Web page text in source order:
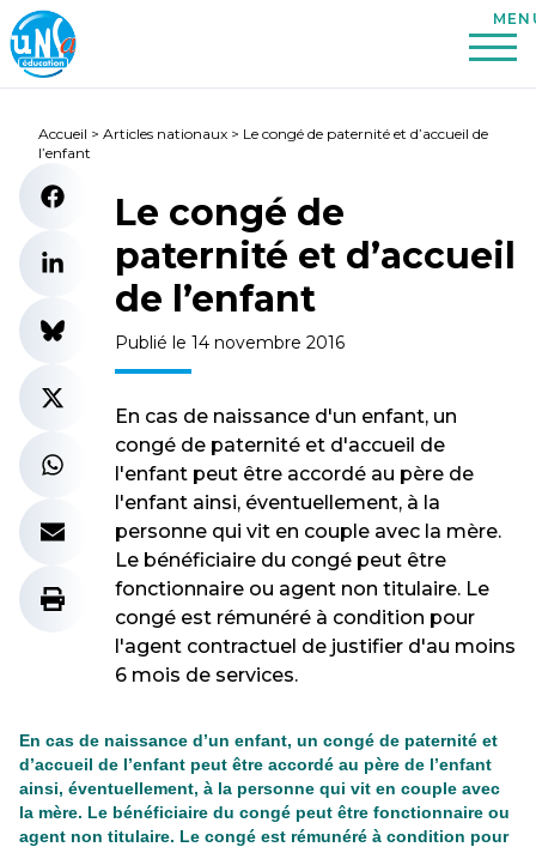
Accueil > Articles nationaux > Le congé de paternité et d’accueil de
l’enfant
Le congé de
paternité et d’accueil
de l’enfant
Publié le 14 novembre 2016
En cas de naissance d'un enfant, un
congé de paternité et d'accueil de
l'enfant peut être accordé au père de
l'enfant ainsi, éventuellement, à la
personne qui vit en couple avec la mère.
Le bénéficiaire du congé peut être
fonctionnaire ou agent non titulaire. Le
congé est rémunéré à condition pour
l'agent contractuel de justifier d'au moins
6 mois de services.
En cas de naissance d’un enfant, un congé de paternité et
d’accueil de l’enfant peut être accordé au père de l’enfant
ainsi, éventuellement, à la personne qui vit en couple avec
la mère. Le bénéficiaire du congé peut être fonctionnaire ou
agent non titulaire. Le congé est rémunéré à condition pour